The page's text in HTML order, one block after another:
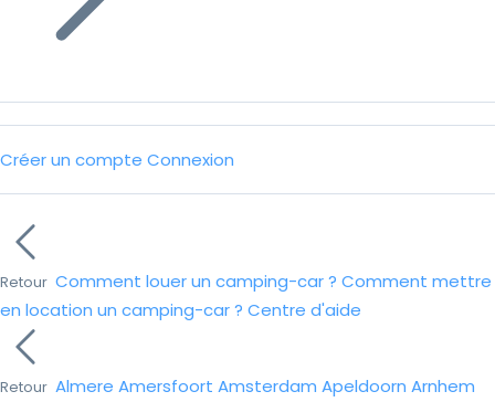
Créer un compte Connexion
Retour Comment louer un camping-car ? Comment mettre
en location un camping-car ? Centre d'aide
Retour Almere Amersfoort Amsterdam Apeldoorn Arnhem